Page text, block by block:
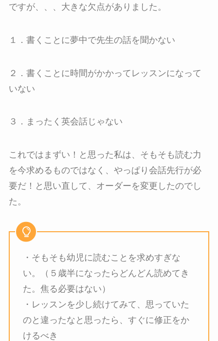
ですが、、、大きな欠点がありました。
１．書くことに夢中で先生の話を聞かない
２．書くことに時間がかかってレッスンになって
いない
３．まったく英会話じゃない
これではまずい！と思った私は、そもそも読む力
を今求めるものではなく、やっぱり会話先行が必
要だ！と思い直して、オーダーを変更したのでし
た。
・そもそも幼児に読むことを求めすぎな
い。（５歳半になったらどんどん読めてき
た。焦る必要はない）
・レッスンを少し続けてみて、思っていた
のと違ったなと思ったら、すぐに修正をか
けるべき